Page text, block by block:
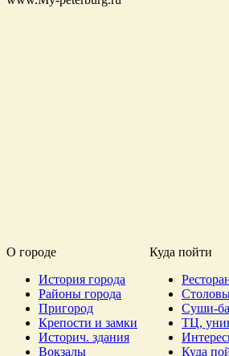
О городе Куда пойти
История города
Районы города
Пригород
Крепости и замки
Историч. здания
Вокзалы
Суши-
ТЦ,
Куда